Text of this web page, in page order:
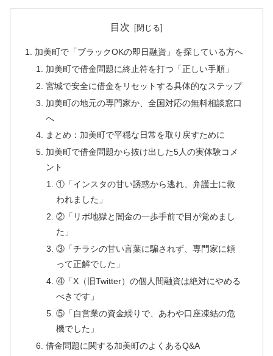
目次
加美町で「ブラックOKの即日融資」を探している方へ
加美町で借金問題に終止符を打つ「正しい手順」
宮城で安全に借金をリセットする具体的なステップ
加美町の地元の専門家か、全国対応の無料相談窓口
へ
まとめ：加美町で平穏な日常を取り戻すために
加美町で借金問題から抜け出した5人の実体験コメ
ント
①「インスタの甘い誘惑から逃れ、弁護士に救
われました」
②「リボ地獄と闇金の一歩手前で目が覚めまし
た」
③「チラシの甘い言葉に騙されず、専門家に頼
って正解でした」
④「X（旧Twitter）の個人間融資は絶対にやめる
べきです」
⑤「自営業の資金繰りで、あわや口座凍結の危
機でした」
借金問題に関する加美町のよくあるQ&A